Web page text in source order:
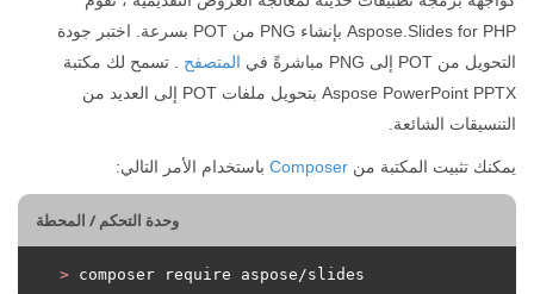
Aspose.Slides for PHP بإنشاء PNG من POT بسرعة. اختبر جودة
التحويل من POT إلى PNG مباشرةً في
المتصفح . تسمح لك مكتبة
Aspose PowerPoint PPTX بتحويل ملفات POT إلى العديد من
التنسيقات الشائعة.
يمكنك تثبيت المكتبة من Composer باستخدام الأمر التالي:
وحدة التحكم / المحطة
> composer require aspose/slides